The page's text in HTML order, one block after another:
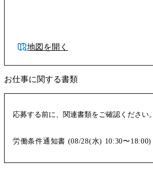
地図を開く
お仕事に関する書類
応募する前に、関連書類をご確認ください。
労働条件通知書 (08/28(水) 10:30〜18:00)